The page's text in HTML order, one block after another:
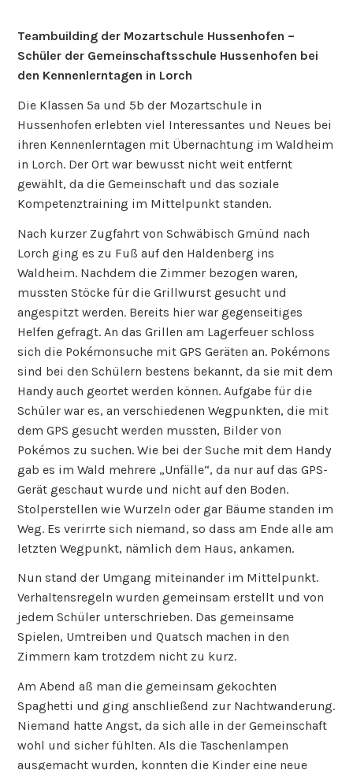
Die Kinder berichten von ihren Erfahrungen:
Wir sind mit dem Zug nach Lorch gefahren, dann sind wir
zum Waldschullandheim gelaufen.„
E
r
l
e
b
i
s
r
e
i
c
h
e
K
e
n
n
e
n
e
r
n
t
a
g
e
e
r
L
e
weiterlesen
verschlagwortet mitkennenlerntage,mozartschule
Kennenlerntage 2016
16. oktober 2016 , posted inausflüge,veranstaltungen
Teambuilding der Mozartschule Hussenhofen –
Schüler der Gemeinschaftsschule Hussenhofen bei
den Kennenlerntagen in Lorch
Die Klassen 5a und 5b der Mozartschule in
Hussenhofen erlebten viel Interessantes und Neues bei
ihren Kennenlerntagen mit Übernachtung im Waldheim
in Lorch. Der Ort war bewusst nicht weit entfernt
gewählt, da die Gemeinschaft und das soziale
Kompetenztraining im Mittelpunkt standen.
Nach kurzer Zugfahrt von Schwäbisch Gmünd nach
Lorch ging es zu Fuß auf den Haldenberg ins
Waldheim. Nachdem die Zimmer bezogen waren,
mussten Stöcke für die Grillwurst gesucht und
angespitzt werden. Bereits hier war gegenseitiges
Helfen gefragt. An das Grillen am Lagerfeuer schloss
sich die Pokémonsuche mit GPS Geräten an. Pokémons
sind bei den Schülern bestens bekannt, da sie mit dem
Handy auch geortet werden können. Aufgabe für die
Schüler war es, an verschiedenen Wegpunkten, die mit
dem GPS gesucht werden mussten, Bilder von
Pokémos zu suchen. Wie bei der Suche mit dem Handy
gab es im Wald mehrere „Unfälle“, da nur auf das GPS-
Gerät geschaut wurde und nicht auf den Boden.